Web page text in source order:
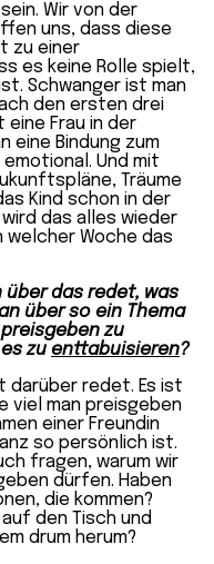
Wir von der
uns, dass diese
zu einer
es keine Rolle spielt,
Schwanger ist man
den ersten drei
eine Frau in der
eine Bindung zum
Und mit
Träume
Kind schon in der
das alles wieder
welcher Woche das
das redet, was
über so ein Thema
zu
zu enttabuisieren?
darüber redet. Es ist
viel man preisgeben
einer Freundin
so persönlich ist.
fragen, warum wir
dürfen. Haben
die kommen?
den Tisch und
drum herum?